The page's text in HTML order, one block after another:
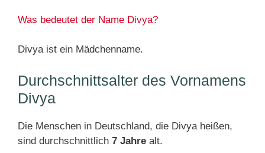
Was bedeutet der Name Divya?
Divya ist ein Mädchenname.
Durchschnittsalter des Vornamens
Divya
Die Menschen in Deutschland, die Divya heißen,
sind durchschnittlich 7 Jahre alt.